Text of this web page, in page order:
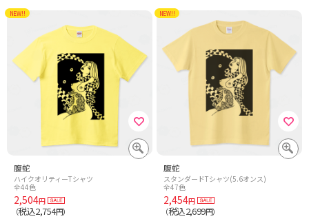
腹蛇
ハイクオリティーTシャツ
全44色
2,504円
（税込2,754円）
NEW!!
腹蛇
スタンダードTシャツ(5.6オンス)
全47色
2,454円
（税込2,699円）
NEW!!